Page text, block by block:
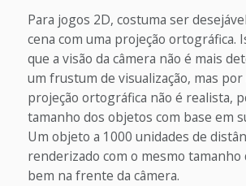
Para jogos 2D, costuma ser
cena com uma projeção ortográfica.
que a visão da câmera não é mais
um frustum de visualização, mas por
projeção ortográfica não é realista,
tamanho dos objetos com base em
Um objeto a 1000 unidades de
renderizado com o mesmo tamanho
bem na frente da câmera.